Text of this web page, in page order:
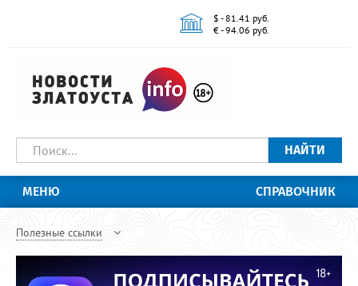
$ - 81.41 руб.
€ - 94.06 руб.
НАЙТИ
МЕНЮ СПРАВОЧНИК
Полезные ссылки